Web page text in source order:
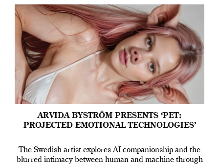
ARVIDA BYSTRÖM PRESENTS ‘PET:
PROJECTED EMOTIONAL TECHNOLOGIES’
The Swedish artist explores AI companionship and the
blurred intimacy between human and machine through